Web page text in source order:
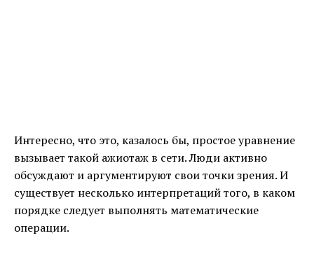
Интересно, что это, казалось бы, простое уравнение
вызывает такой ажиотаж в сети. Люди активно
обсуждают и аргументируют свои точки зрения. И
существует несколько интерпретаций того, в каком
порядке следует выполнять математические
операции.